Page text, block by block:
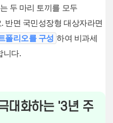
두 마리 토끼를 모두
반면 국민성장형 대상자라면
폴리오를 구성 하여 비과세
니다.
대화하는 '3년 주